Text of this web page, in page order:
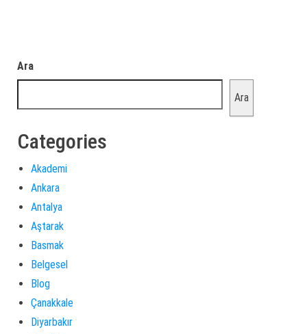
Ara
Ara
Categories
Akademi
Ankara
Antalya
Aştarak
Basmak
Belgesel
Blog
Çanakkale
Diyarbakır